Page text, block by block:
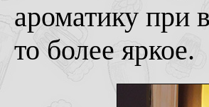
ароматику при
то более яркое.